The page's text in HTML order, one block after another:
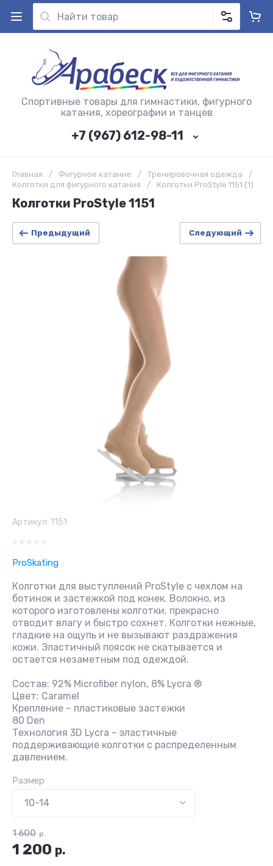
Спортивные товары для гимнастики, фигурного
катания, хореографии и танцев
+7 (967) 612-98-11
Главная / Фигурное катание / Тренировочная одежда
/
Колготки для фигурного катания
/ Колготки ProStyle 1151 (1)
Колготки ProStyle 1151
Предыдущий Следующий
Артикул: 1151
ProSkating
Колготки для выступлений ProStyle c чехлом на
ботинок и застежкой под конек. Волокно, из
которого изготовлены колготки, прекрасно
отводит влагу и быстро сохнет. Колготки нежные,
гладкие на ощупь и не вызывают раздражения
кожи. Эластичный поясок не скатывается и
остается незаметным под одеждой.
Состав: 92% Microfiber nylon, 8% Lycra ®
Цвет: Caramel
Крепление – пластиковые застежки
80 Den
Технология 3D Lycra – эластичные
поддерживающие колготки с распределенным
давлением.
Размер
1 600 р.
1 200 р.